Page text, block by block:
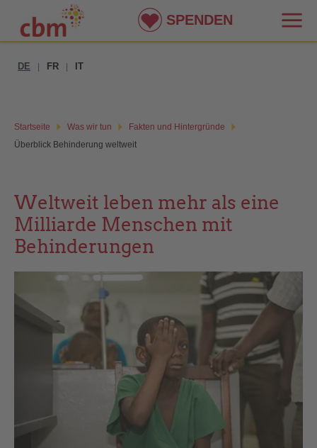
DE FR IT
Startseite Was wir tun
Fakten und Hintergründe
Überblick Behinderung weltweit
Weltweit leben mehr als eine
Milliarde Menschen mit
Behinderungen
SPENDEN